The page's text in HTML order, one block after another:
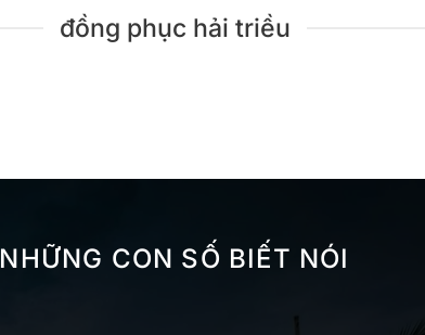
đồng phục hải triều
NHỮNG CON SỐ BIẾT NÓI